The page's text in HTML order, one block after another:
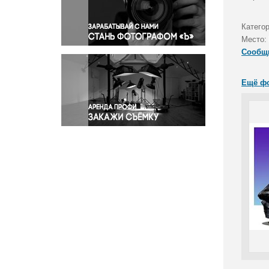
Правосудие
Происшествия и конфликты
Религия
Светская жизнь
Спорт
Экология
Экономика и бизнес
Место:
Ещё